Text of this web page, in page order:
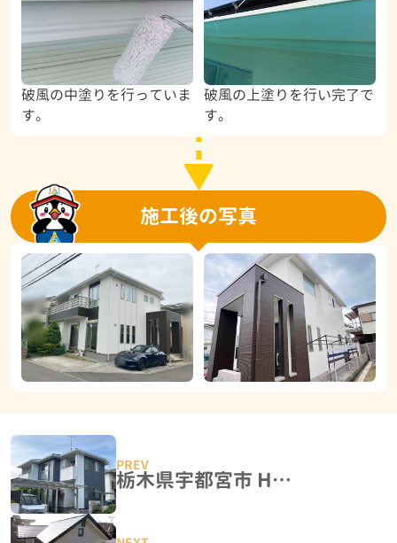
破風の中塗りを行っていま
す。
破風の上塗りを行い完了で
す。
施工後の写真
栃木県宇都宮市 H様邸 屋根塗装・外壁塗装工事